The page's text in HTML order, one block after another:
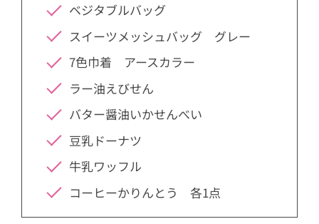
ベジタブルバッグ
スイーツメッシュバッグ グレー
7色巾着 アースカラー
ラー油えびせん
バター醤油いかせんべい
豆乳ドーナツ
牛乳ワッフル
コーヒーかりんとう 各1点